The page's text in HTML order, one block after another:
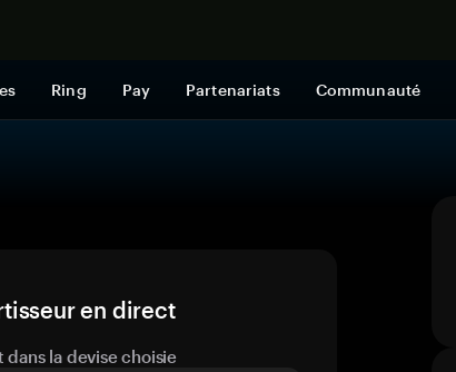
Ring Pay Partenariats Communauté
en direct
dans la devise choisie